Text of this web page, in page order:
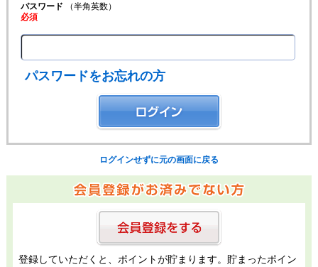
パスワード （半角英数）
必須
パスワードをお忘れの方
ログインせずに元の画面に戻る
登録していただくと、ポイントが貯まります。貯まったポイン